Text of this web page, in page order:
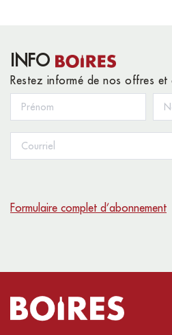
INFO
Restez informé de nos offres et
Formulaire complet d’abonnement